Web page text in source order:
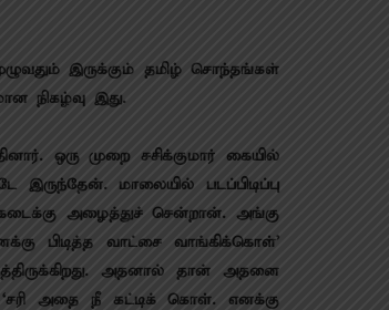
இருக்கும் தமிழ் சொந்தங்கள்
நிகழ்வு இது.
ஒரு முறை சசிக்குமார் கையில்
மாலையில் படப்பிடிப்பு
அழைத்துச் சென்றான். அங்கு
பிடித்த வாட்சை வாங்கிக்கொள்’
அதனால் தான் அதனை
அதை நீ கட்டிக் கொள். எனக்கு